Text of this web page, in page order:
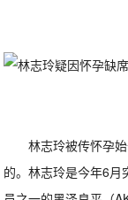
林志玲被传怀孕
的。林志玲是今年6月